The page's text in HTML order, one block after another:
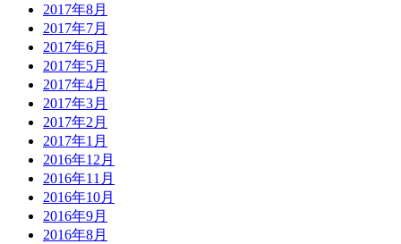
2017年8月
2017年7月
2017年6月
2017年5月
2017年4月
2017年3月
2017年2月
2017年1月
2016年12月
2016年11月
2016年10月
2016年9月
2016年8月